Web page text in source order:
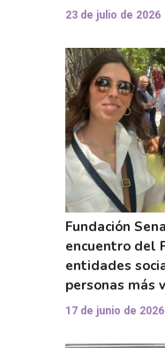
23 de julio de 2026
Fundación
encuentro del
entidades
personas más
17 de junio de 2026